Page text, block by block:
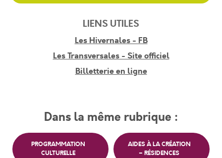
LIENS UTILES
Les Hivernales - FB
Les Transversales - Site officiel
Billetterie en ligne
Dans la même rubrique :
PROGRAMMATION
CULTURELLE
AIDES À LA CRÉATION
– RÉSIDENCES